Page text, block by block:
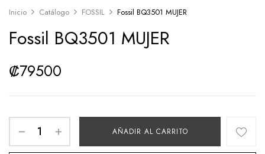
Inicio Catálogo FOSSIL Fossil BQ3501 MUJER
Fossil BQ3501 MUJER
₡79500
AÑADIR AL CARRITO